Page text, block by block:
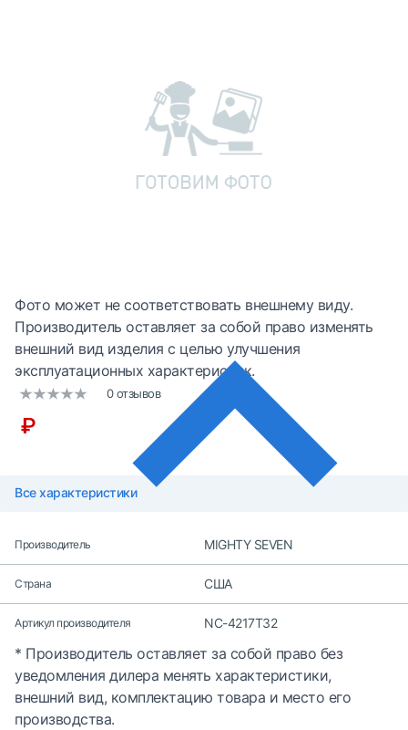
Фото может не соответствовать внешнему виду.
Производитель оставляет за собой право изменять
внешний вид изделия с целью улучшения
эксплуатационных характеристик.
0 отзывов
₽
Все характеристики
Производитель MIGHTY SEVEN
Страна США
Артикул производителя NC-4217T32
* Производитель оставляет за собой право без
уведомления дилера менять характеристики,
внешний вид, комплектацию товара и место его
производства.